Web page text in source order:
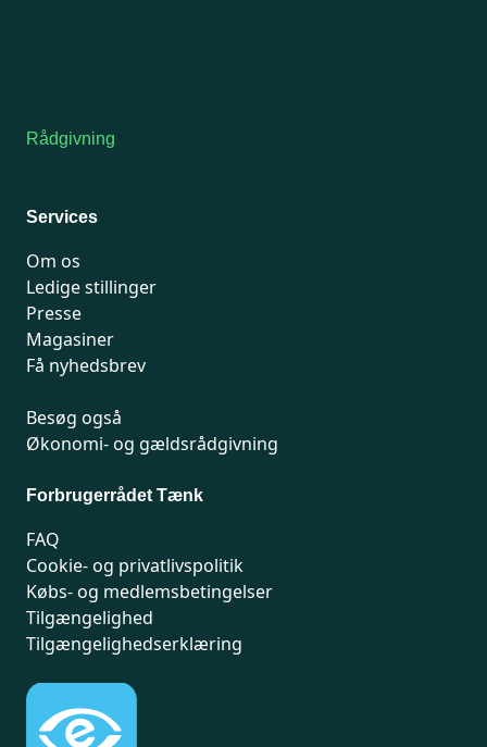
Rådgivning
Services
Om os
Ledige stillinger
Presse
Magasiner
Få nyhedsbrev
Besøg også
Økonomi- og gældsrådgivning
Forbrugerrådet Tænk
FAQ
Cookie- og privatlivspolitik
Købs- og medlemsbetingelser
Tilgængelighed
Tilgængelighedserklæring